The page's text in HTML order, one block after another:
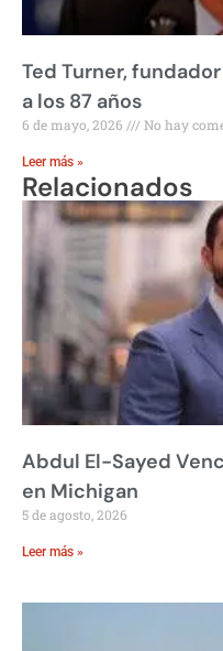
Ted Turner,
a los 87 años
6 de mayo, 2026 No hay
Leer más »
Relacionados
Abdul El-Sayed
en Michigan
5 de agosto, 2026
Leer más »